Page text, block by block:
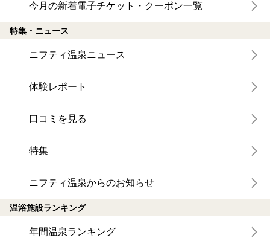
今月の新着電子チケット・クーポン一覧
特集・ニュース
ニフティ温泉ニュース
体験レポート
口コミを見る
特集
ニフティ温泉からのお知らせ
温浴施設ランキング
年間温泉ランキング